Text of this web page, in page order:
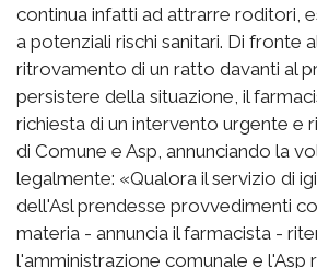
continua infatti ad attrarre roditori,
a potenziali rischi sanitari. Di fronte
ritrovamento di un ratto davanti al
persistere della situazione, il
richiesta di un intervento urgente e
di Comune e Asp, annunciando la
legalmente: «Qualora il servizio di
dell'Asl prendesse provvedimenti
materia - annuncia il farmacista -
l'amministrazione comunale e l'Asp